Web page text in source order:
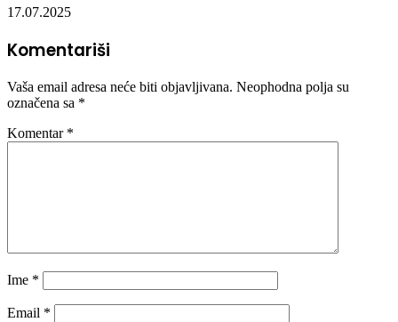
17.07.2025
Komentariši
Vaša email adresa neće biti objavljivana. Neophodna polja su
označena sa *
Komentar *
Ime *
Email *